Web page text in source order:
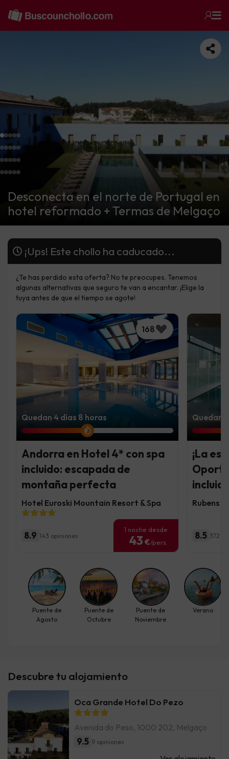
Desconecta en el norte de Portugal en
hotel reformado + Termas de Melgaço
Descubre tu alojamiento
Oca Grande Hotel Do Pezo
Avenida do Peso, 1000 202, Melgaço
9.5 9 opiniones
¡Ups! Este chollo ha caducado...
¿Te has perdido esta oferta? No te preocupes. Tenemos
algunas alternativas que seguro te van a encantar. ¡Elige la
tuya antes de que el tiempo se agote!
168
Quedan 4 días 8 horas
Andorra en Hotel 4* con spa
incluido: escapada de
montaña perfecta
Hotel Euroski Mountain Resort & Spa
8.9 143 opiniones
1 noche desde
43 €/pers.
Quedan
¡La
Rubens
8.5 372
Puente de
Agosto
Puente de
Octubre
Puente de
Noviembre
Verano